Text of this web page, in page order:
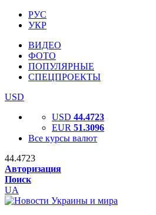
РУС
УКР
ВИДЕО
ФОТО
ПОПУЛЯРНЫЕ
СПЕЦПРОЕКТЫ
USD
USD 44.4723
EUR 51.3096
Все курсы валют
44.4723
Авторизация
Поиск
UA